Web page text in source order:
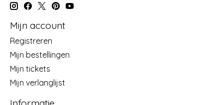
Mijn account
Registreren
Mijn bestellingen
Mijn tickets
Mijn verlanglijst